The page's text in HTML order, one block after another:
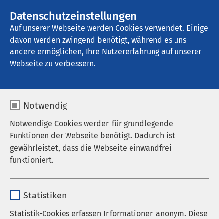
Datenschutzeinstellungen
Auf unserer Webseite werden Cookies verwendet. Einige
davon werden zwingend benötigt, während es uns
andere ermöglichen, Ihre Nutzererfahrung auf unserer
Webseite zu verbessern.
Notwendig
Notwendige Cookies werden für grundlegende
Funktionen der Webseite benötigt. Dadurch ist
gewährleistet, dass die Webseite einwandfrei
funktioniert.
Anbieter sgalinski
Statistiken
Statistik-Cookies erfassen Informationen anonym. Diese
AMEOS Klinikum Bad Aussee
Interuniversitärer
Fachbeirat
Angeregt durch Univ.-Prof. Dr. Karl Harnoncourt
gründete das „Netzwerk Psychosomatik“ 1998 den
Interuniversitären Fachbeirat für Psychosomatik
(IUFB). Ziel des Beirates ist es, die
Qualitätsstandards zur psychosomatischen